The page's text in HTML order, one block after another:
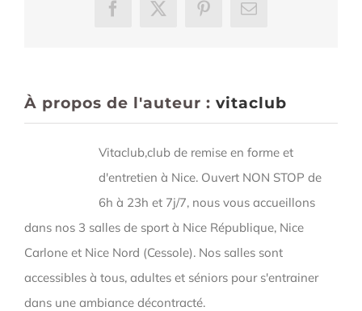
Facebook
X PinterestEmail
À propos de l'auteur : vitaclub
Vitaclub,club de remise en forme et
d'entretien à Nice. Ouvert NON STOP de
6h à 23h et 7j/7, nous vous accueillons
dans nos 3 salles de sport à Nice République, Nice
Carlone et Nice Nord (Cessole). Nos salles sont
accessibles à tous, adultes et séniors pour s'entrainer
dans une ambiance décontracté.